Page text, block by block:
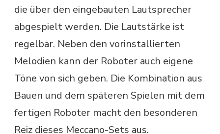
die über den eingebauten Lautsprecher
abgespielt werden. Die Lautstärke ist
regelbar. Neben den vorinstallierten
Melodien kann der Roboter auch eigene
Töne von sich geben. Die Kombination aus
Bauen und dem späteren Spielen mit dem
fertigen Roboter macht den besonderen
Reiz dieses Meccano-Sets aus.